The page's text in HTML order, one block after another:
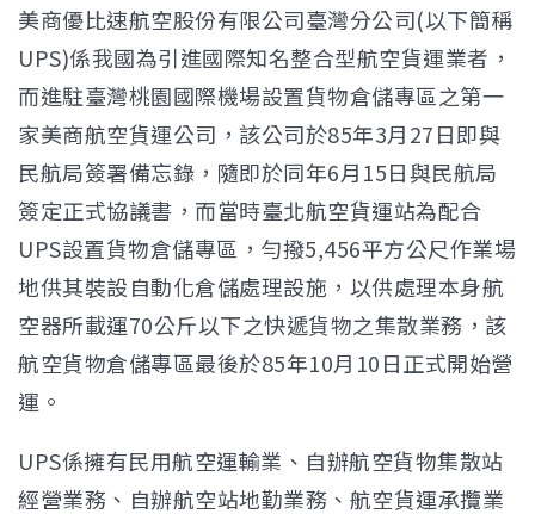
美商優比速航空股份有限公司臺灣分公司(以下簡稱
UPS)係我國為引進國際知名整合型航空貨運業者，
而進駐臺灣桃園國際機場設置貨物倉儲專區之第一
家美商航空貨運公司，該公司於85年3月27日即與
民航局簽署備忘錄，隨即於同年6月15日與民航局
簽定正式協議書，而當時臺北航空貨運站為配合
UPS設置貨物倉儲專區，勻撥5,456平方公尺作業場
地供其裝設自動化倉儲處理設施，以供處理本身航
空器所載運70公斤以下之快遞貨物之集散業務，該
航空貨物倉儲專區最後於85年10月10日正式開始營
運。
UPS係擁有民用航空運輸業、自辦航空貨物集散站
經營業務、自辦航空站地勤業務、航空貨運承攬業